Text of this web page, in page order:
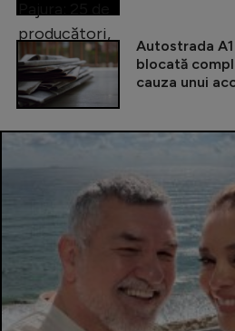
Autostrada
blocată
cauza unui